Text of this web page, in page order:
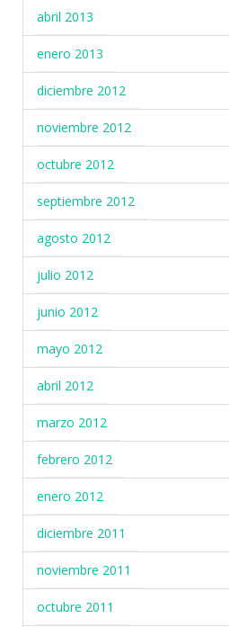
abril 2013
enero 2013
diciembre 2012
noviembre 2012
octubre 2012
septiembre 2012
agosto 2012
julio 2012
junio 2012
mayo 2012
abril 2012
marzo 2012
febrero 2012
enero 2012
diciembre 2011
noviembre 2011
octubre 2011